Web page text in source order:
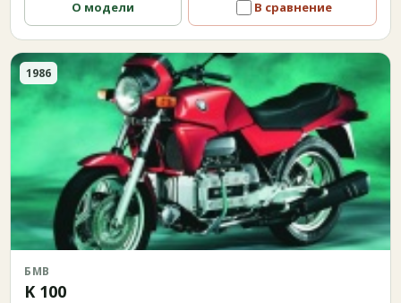
О модели В сравнение
1986
БМВ
K 100